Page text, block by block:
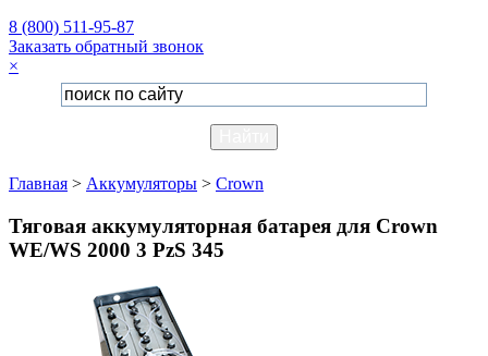
8 (800) 511-95-87
Заказать обратный звонок
×
Главная > Аккумуляторы > Crown
Тяговая аккумуляторная батарея для Crown
WE/WS 2000 3 PzS 345